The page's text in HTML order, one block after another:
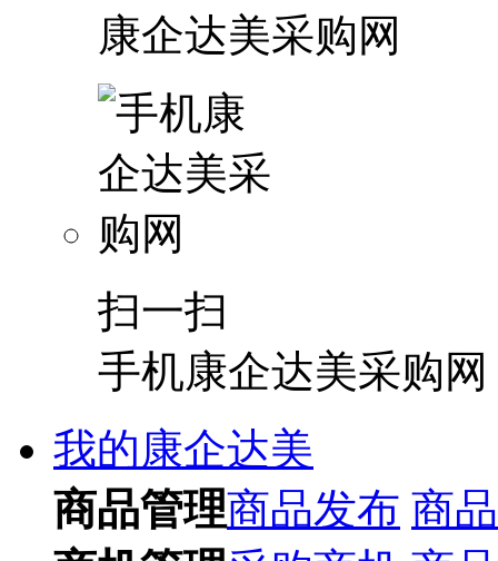
康企达美采购网
扫一扫
手机康企达美采购网
我的康企达美
商品管理商品发布 商